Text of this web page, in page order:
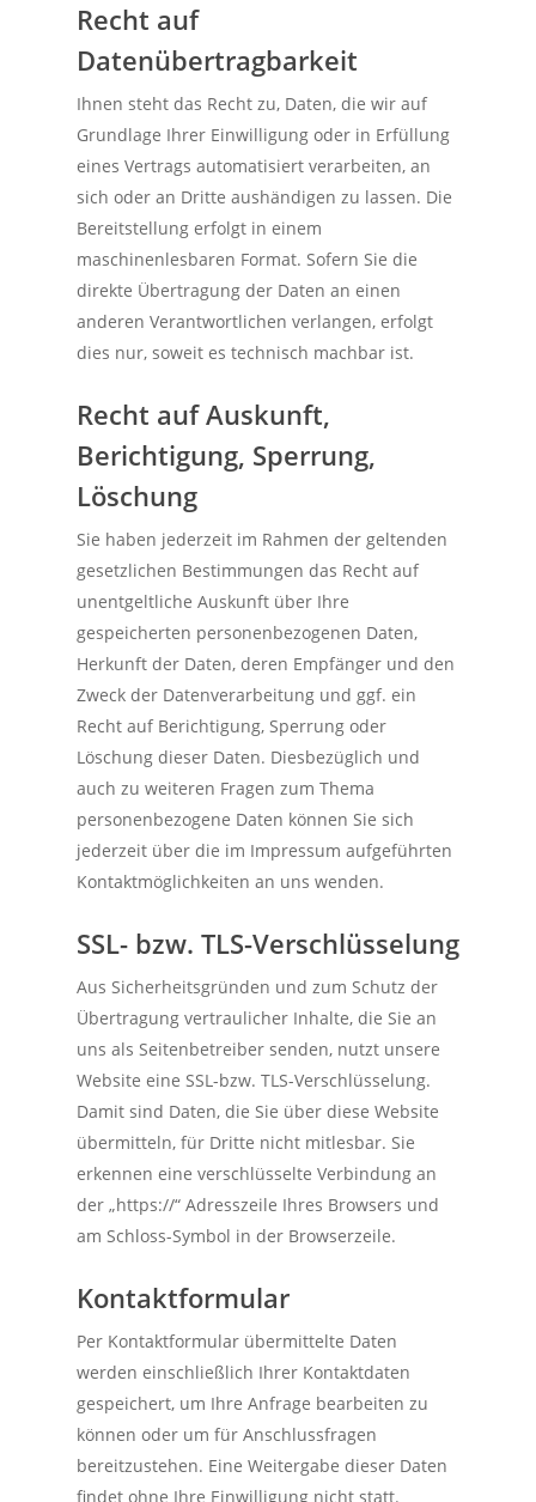
Recht auf
Datenübertragbarkeit
Ihnen steht das Recht zu, Daten, die wir auf
Grundlage Ihrer Einwilligung oder in Erfüllung
eines Vertrags automatisiert verarbeiten, an
sich oder an Dritte aushändigen zu lassen. Die
Bereitstellung erfolgt in einem
maschinenlesbaren Format. Sofern Sie die
direkte Übertragung der Daten an einen
anderen Verantwortlichen verlangen, erfolgt
dies nur, soweit es technisch machbar ist.
Recht auf Auskunft,
Berichtigung, Sperrung,
Löschung
Sie haben jederzeit im Rahmen der geltenden
gesetzlichen Bestimmungen das Recht auf
unentgeltliche Auskunft über Ihre
gespeicherten personenbezogenen Daten,
Herkunft der Daten, deren Empfänger und den
Zweck der Datenverarbeitung und ggf. ein
Recht auf Berichtigung, Sperrung oder
Löschung dieser Daten. Diesbezüglich und
auch zu weiteren Fragen zum Thema
personenbezogene Daten können Sie sich
jederzeit über die im Impressum aufgeführten
Kontaktmöglichkeiten an uns wenden.
SSL- bzw. TLS-Verschlüsselung
Aus Sicherheitsgründen und zum Schutz der
Übertragung vertraulicher Inhalte, die Sie an
uns als Seitenbetreiber senden, nutzt unsere
Website eine SSL-bzw. TLS-Verschlüsselung.
Damit sind Daten, die Sie über diese Website
übermitteln, für Dritte nicht mitlesbar. Sie
erkennen eine verschlüsselte Verbindung an
der „https://“ Adresszeile Ihres Browsers und
am Schloss-Symbol in der Browserzeile.
Kontaktformular
Per Kontaktformular übermittelte Daten
werden einschließlich Ihrer Kontaktdaten
gespeichert, um Ihre Anfrage bearbeiten zu
können oder um für Anschlussfragen
bereitzustehen. Eine Weitergabe dieser Daten
findet ohne Ihre Einwilligung nicht statt.